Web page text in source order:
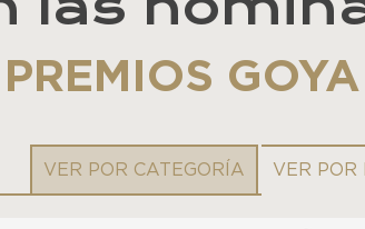
PREMIOS
VER POR CATEGORÍA VER POR